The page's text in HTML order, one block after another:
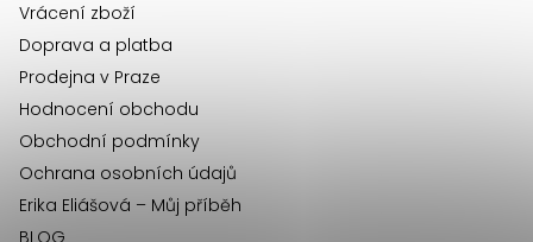
Vrácení zboží
Doprava a platba
Prodejna v Praze
Hodnocení obchodu
Obchodní podmínky
Ochrana osobních údajů
Erika Eliášová – Můj příběh